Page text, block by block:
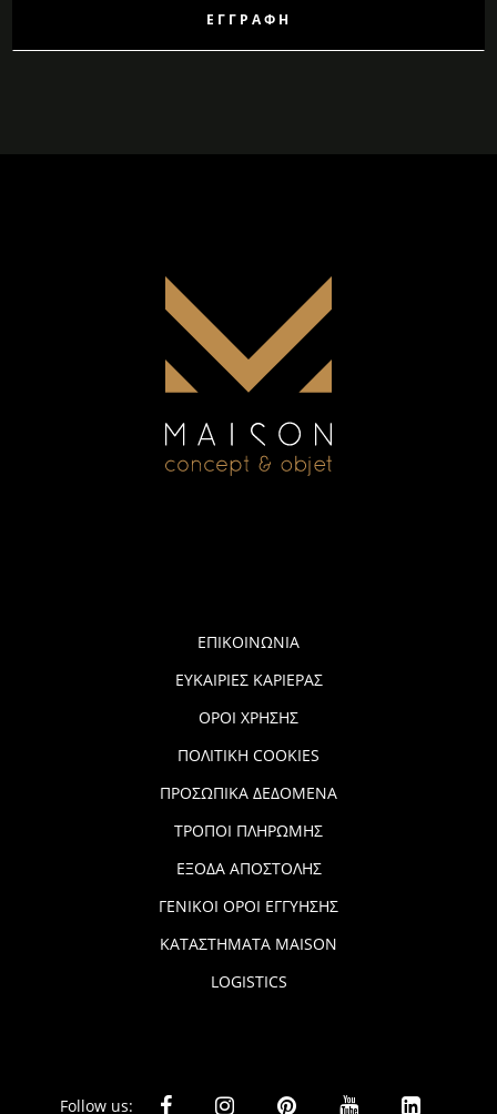
ΕΓΓΡΑΦΉ
ΕΠΙΚΟΙΝΩΝΙΑ
ΕΥΚΑΙΡΙΕΣ ΚΑΡΙΕΡΑΣ
ΟΡΟΙ ΧΡΗΣΗΣ
ΠΟΛΙΤΙΚΗ COOKIES
ΠΡΟΣΩΠΙΚΑ ΔΕΔΟΜΕΝΑ
ΤΡΟΠΟΙ ΠΛΗΡΩΜΗΣ
ΕΞΟΔΑ ΑΠΟΣΤΟΛΗΣ
ΓΕΝΙΚΟΙ ΟΡΟΙ ΕΓΓΥΗΣΗΣ
ΚΑΤΑΣΤΗΜΑΤΑ MAISON
LOGISTICS
Follow us: